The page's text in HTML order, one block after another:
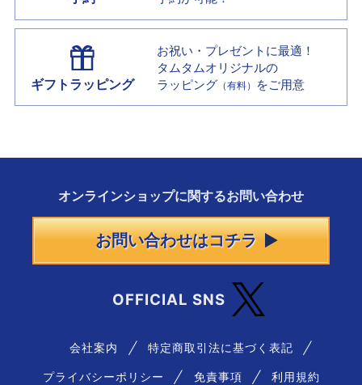
ギフトラッピング
お祝い・プレゼントに最適！
タムタムオリジナルの
ラッピング （有料） をご用意
オンラインショップに関するお問い合わせ
お問い合わせはコチラ
OFFICIAL SNS
会社案内 特定商取引法に基づく表記
プライバシーポリシー 免責事項 利用規約